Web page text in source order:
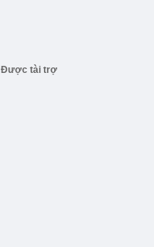
Được tài trợ